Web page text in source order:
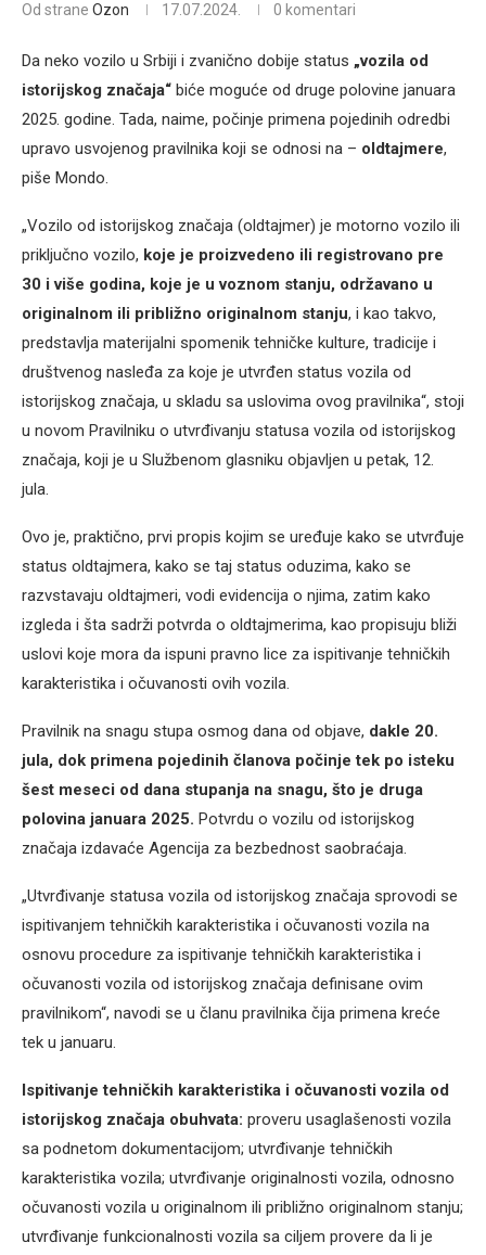
Od strane Ozon 17.07.2024. 0 komentari
Da neko vozilo u Srbiji i zvanično dobije status „vozila od
istorijskog značaja“ biće moguće od druge polovine januara
2025. godine. Tada, naime, počinje primena pojedinih odredbi
upravo usvojenog pravilnika koji se odnosi na – oldtajmere,
piše Mondo.
„Vozilo od istorijskog značaja (oldtajmer) je motorno vozilo ili
priključno vozilo, koje je proizvedeno ili registrovano pre
30 i više godina, koje je u voznom stanju, održavano u
originalnom ili približno originalnom stanju, i kao takvo,
predstavlja materijalni spomenik tehničke kulture, tradicije i
društvenog nasleđa za koje je utvrđen status vozila od
istorijskog značaja, u skladu sa uslovima ovog pravilnika“, stoji
u novom Pravilniku o utvrđivanju statusa vozila od istorijskog
značaja, koji je u Službenom glasniku objavljen u petak, 12.
jula.
Ovo je, praktično, prvi propis kojim se uređuje kako se utvrđuje
status oldtajmera, kako se taj status oduzima, kako se
razvstavaju oldtajmeri, vodi evidencija o njima, zatim kako
izgleda i šta sadrži potvrda o oldtajmerima, kao propisuju bliži
uslovi koje mora da ispuni pravno lice za ispitivanje tehničkih
karakteristika i očuvanosti ovih vozila.
Pravilnik na snagu stupa osmog dana od objave, dakle 20.
jula, dok primena pojedinih članova počinje tek po isteku
šest meseci od dana stupanja na snagu, što je druga
polovina januara 2025. Potvrdu o vozilu od istorijskog
značaja izdavaće Agencija za bezbednost saobraćaja.
„Utvrđivanje statusa vozila od istorijskog značaja sprovodi se
ispitivanjem tehničkih karakteristika i očuvanosti vozila na
osnovu procedure za ispitivanje tehničkih karakteristika i
očuvanosti vozila od istorijskog značaja definisane ovim
pravilnikom“, navodi se u članu pravilnika čija primena kreće
tek u januaru.
Ispitivanje tehničkih karakteristika i očuvanosti vozila od
istorijskog značaja obuhvata: proveru usaglašenosti vozila
sa podnetom dokumentacijom; utvrđivanje tehničkih
karakteristika vozila; utvrđivanje originalnosti vozila, odnosno
očuvanosti vozila u originalnom ili približno originalnom stanju;
utvrđivanje funkcionalnosti vozila sa ciljem provere da li je